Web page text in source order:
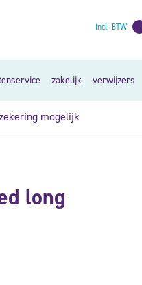
incl. BTW
zakelijk verwijzers
mogelijk
long